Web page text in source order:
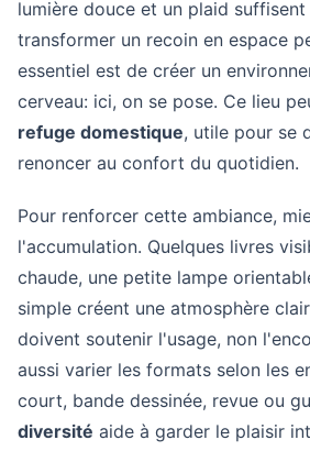
lumière douce et un plaid
transformer un recoin en espace
essentiel est de créer un
cerveau: ici, on se pose. Ce lieu
refuge domestique, utile pour se
renoncer au confort du quotidien.
Pour renforcer cette ambiance,
l'accumulation. Quelques livres
chaude, une petite lampe
simple créent une atmosphère
doivent soutenir l'usage, non
aussi varier les formats selon les
court, bande dessinée, revue ou
diversité aide à garder le plaisir